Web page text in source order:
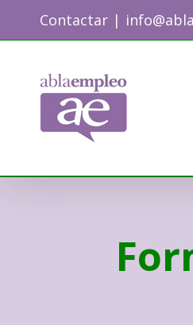
Contactar |